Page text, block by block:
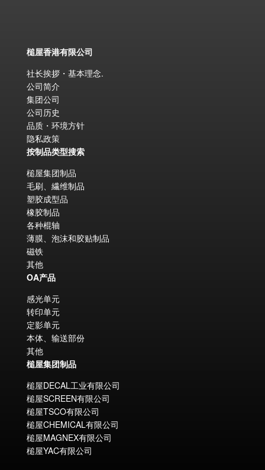
槌屋香港有限公司
社长挨拶・基本理念.
公司简介
集团公司
公司历史
品质・环境方针
隐私政策
按制品类型搜索
槌屋集团制品
毛刷、繊维制品
塑胶成型品
橡胶制品
各种棍轴
薄膜、泡沫和胶贴制品
磁铁
其他
OA产品
感光单元
转印单元
定影单元
本体、输送部份
其他
槌屋集团制品
槌屋DECAL工业有限公司
槌屋SCREEN有限公司
槌屋TSCO有限公司
槌屋CHEMICAL有限公司
槌屋MAGNEX有限公司
槌屋YAC有限公司